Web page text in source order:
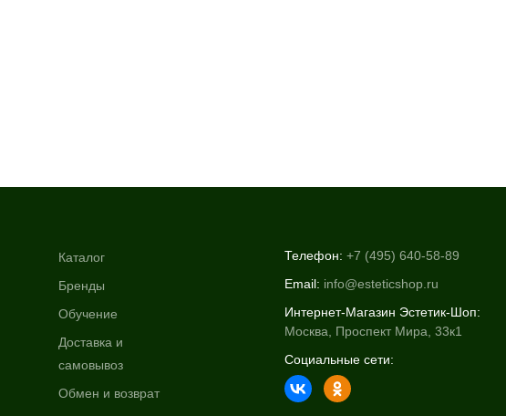
Каталог
Бренды
Обучение
Доставка и
самовывоз
Обмен и возврат
Телефон: +7 (495) 640-58-89
Email: info@esteticshop.ru
Интернет-Магазин Эстетик-Шоп:
Москва, Проспект Мира, 33к1
Социальные сети: